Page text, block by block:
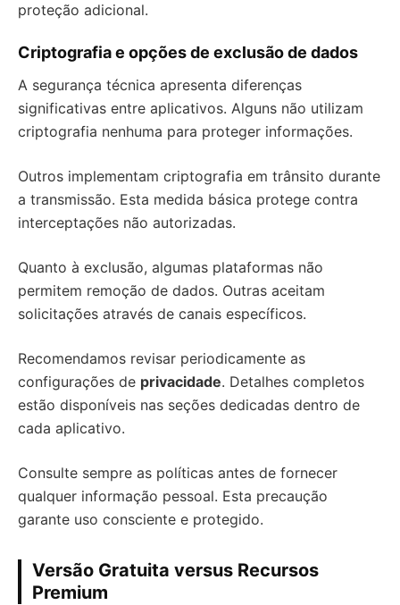
proteção adicional.
Criptografia e opções de exclusão de dados
A segurança técnica apresenta diferenças
significativas entre aplicativos. Alguns não utilizam
criptografia nenhuma para proteger informações.
Outros implementam criptografia em trânsito durante
a transmissão. Esta medida básica protege contra
interceptações não autorizadas.
Quanto à exclusão, algumas plataformas não
permitem remoção de dados. Outras aceitam
solicitações através de canais específicos.
Recomendamos revisar periodicamente as
configurações de privacidade. Detalhes completos
estão disponíveis nas seções dedicadas dentro de
cada aplicativo.
Consulte sempre as políticas antes de fornecer
qualquer informação pessoal. Esta precaução
garante uso consciente e protegido.
Versão Gratuita versus Recursos
Premium